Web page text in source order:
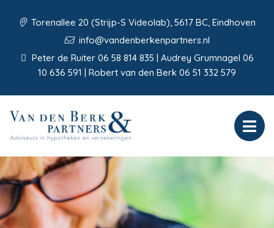
Torenallee 20 (Strijp-S Videolab), 5617 BC, Eindhoven
info@vandenberkenpartners.nl
Peter de Ruiter 06 58 814 835 | Audrey Grumnagel 06
10 636 591 | Robert van den Berk 06 51 332 579